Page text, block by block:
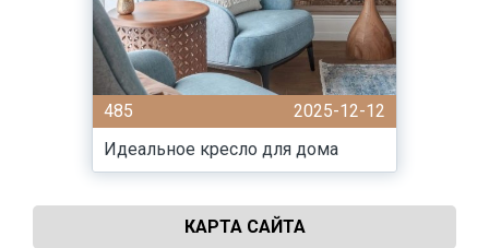
485
2025-12-12
Идеальное кресло для дома
КАРТА САЙТА